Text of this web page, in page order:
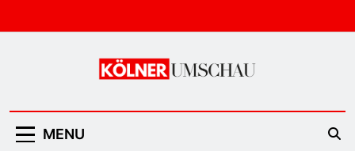
to
Kölner Umschau
MENU